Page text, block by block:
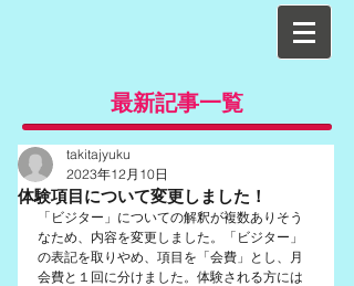
最新記事一覧
体験項目について変更しました！
takitajyuku
2023年12月10日
「ビジター」についての解釈が複数ありそう
なため、内容を変更しました。「ビジター」
の表記を取りやめ、項目を「会費」とし、月
会費と１回に分けました。体験される方には